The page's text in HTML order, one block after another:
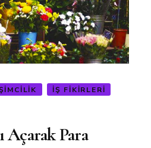
İŞ FIKIRLERI
Açarak Para